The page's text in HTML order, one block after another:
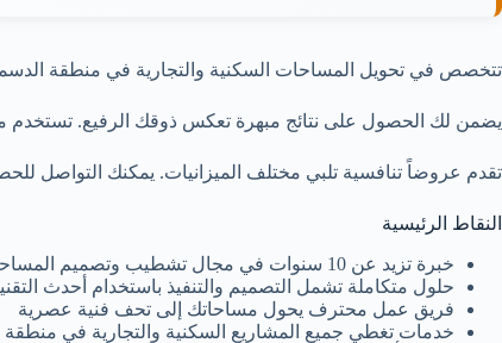
تتخصص في تحويل المساحات السكنية والتجارية في منطقة الدسمة
يضمن لك الحصول على نتائج مبهرة تعكس ذوقك الرفيع. تستخدم
تقدم عروضاً تنافسية تلبي مختلف الميزانيات. يمكنك التواصل
النقاط الرئيسية
خبرة تزيد عن 10 سنوات في مجال تشطيب وتصميم المساحات الداخلية
حلول متكاملة تشمل التصميم والتنفيذ باستخدام أحدث
فريق عمل محترف يحول مساحاتك إلى تحف فنية عصرية
خدمات تغطي جميع المشاريع السكنية والتجارية في منطقة